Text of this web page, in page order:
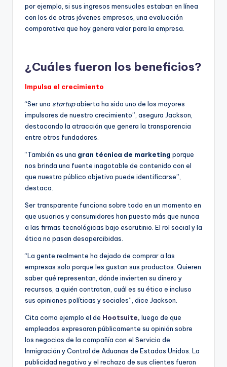
por ejemplo, si sus ingresos mensuales estaban en línea
con los de otras jóvenes empresas, una evaluación
comparativa que hoy genera valor para la empresa.
¿Cuáles fueron los beneficios?
Impulsa el crecimiento
“Ser una startupabierta ha sido uno de los mayores
impulsores de nuestro crecimiento”, asegura Jackson,
destacando la atracción que genera la transparencia
entre otros fundadores.
“También es una gran técnica de marketing porque
nos brinda una fuente inagotable de contenido con el
que nuestro público objetivo puede identificarse”,
destaca.
Ser transparente funciona sobre todo en un momento en
que usuarios y consumidores han puesto más que nunca
a las firmas tecnológicas bajo escrutinio. El rol social y la
ética no pasan desapercibidas.
“La gente realmente ha dejado de comprar a las
empresas solo porque les gustan sus productos. Quieren
saber qué representan, dónde invierten su dinero y
recursos, a quién contratan, cuál es su ética e incluso
sus opiniones políticas y sociales”, dice Jackson.
Cita como ejemplo el de Hootsuite, luego de que
empleados expresaran públicamente su opinión sobre
los negocios de la compañía con el Servicio de
Inmigración y Control de Aduanas de Estados Unidos. La
publicidad negativa y el rechazo de sus clientes fueron